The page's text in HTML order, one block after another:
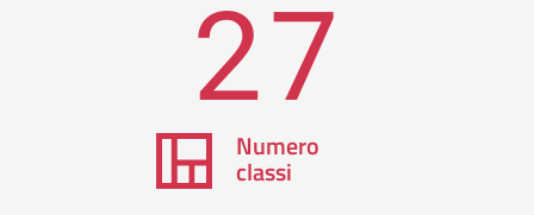
27
Numero
classi